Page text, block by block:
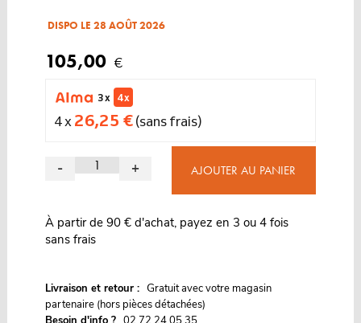
DISPO LE 28 AOÛT 2026
105,00 €
3 x 4 x
4 x 26,25 €(sans frais)
- + AJOUTER AU PANIER
À partir de 90 € d'achat, payez en 3 ou 4 fois
sans frais
Livraison et retour : Gratuit avec votre magasin
partenaire (hors pièces détachées)